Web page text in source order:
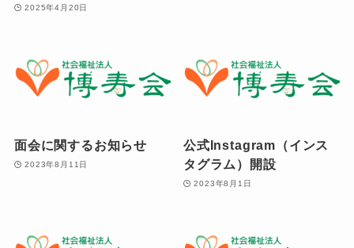
2025年4月20日
面会に関するお知らせ
2023年8月11日
公式Instagram（インス
タグラム）開設
2023年8月1日